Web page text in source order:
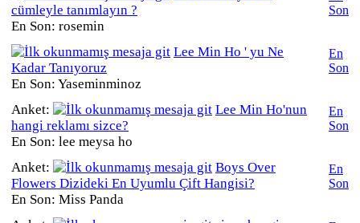
cümleyle tanımlayın ?
En Son: rosemin
Son
Lee Min Ho ' yu Ne
Kadar Tanıyoruz
En Son: Yaseminminoz
En
Son
Anket:
Lee Min Ho'nun
hangi reklamı sizce?
En Son: lee meysa ho
En
Son
Anket:
Boys Over
Flowers Dizideki En Uyumlu Çift Hangisi?
En Son: Miss Panda
En
Son